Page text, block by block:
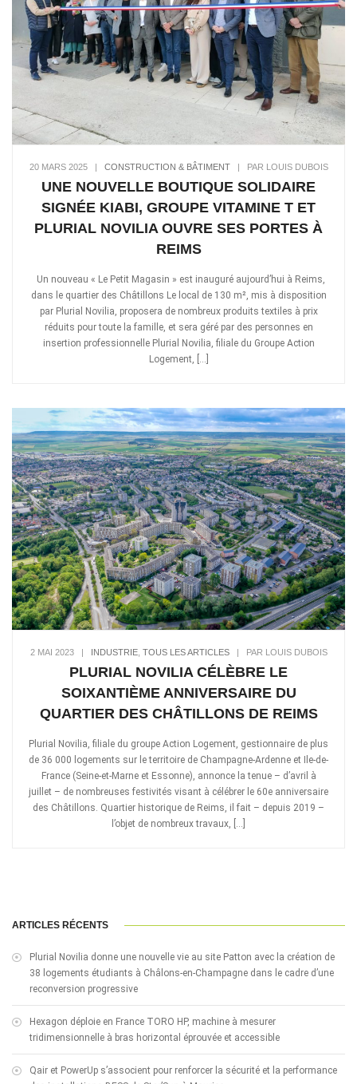
20 MARS 2025| CONSTRUCTION & BÂTIMENT| PAR LOUIS DUBOIS
UNE NOUVELLE BOUTIQUE SOLIDAIRE
SIGNÉE KIABI, GROUPE VITAMINE T ET
PLURIAL NOVILIA OUVRE SES PORTES À
REIMS
Un nouveau « Le Petit Magasin » est inauguré aujourd’hui à Reims,
dans le quartier des Châtillons Le local de 130 m², mis à disposition
par Plurial Novilia, proposera de nombreux produits textiles à prix
réduits pour toute la famille, et sera géré par des personnes en
insertion professionnelle Plurial Novilia, filiale du Groupe Action
Logement, […]
2 MAI 2023| INDUSTRIE, TOUS LES ARTICLES| PAR LOUIS DUBOIS
PLURIAL NOVILIA CÉLÈBRE LE
SOIXANTIÈME ANNIVERSAIRE DU
QUARTIER DES CHÂTILLONS DE REIMS
Plurial Novilia, filiale du groupe Action Logement, gestionnaire de plus
de 36 000 logements sur le territoire de Champagne-Ardenne et Ile-de-
France (Seine-et-Marne et Essonne), annonce la tenue – d’avril à
juillet – de nombreuses festivités visant à célébrer le 60e anniversaire
des Châtillons. Quartier historique de Reims, il fait – depuis 2019 –
l’objet de nombreux travaux, […]
ARTICLES RÉCENTS
Plurial Novilia donne une nouvelle vie au site Patton avec la création de
38 logements étudiants à Châlons-en-Champagne dans le cadre d’une
reconversion progressive
Hexagon déploie en France TORO HP, machine à mesurer
tridimensionnelle à bras horizontal éprouvée et accessible
Qair et PowerUp s’associent pour renforcer la sécurité et la performance